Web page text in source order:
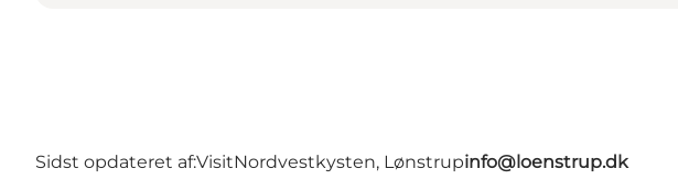
Sidst opdateret af:VisitNordvestkysten, Lønstrupinfo@loenstrup.dk